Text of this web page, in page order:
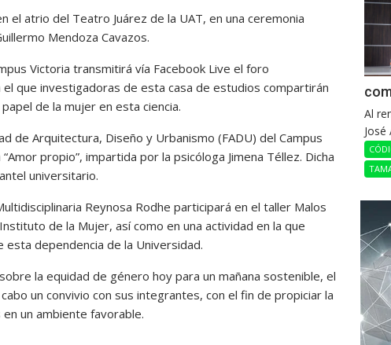
el atrio del Teatro Juárez de la UAT, en una ceremonia
Mendoza Cavazos.
Victoria transmitirá vía Facebook Live el foro
el que investigadoras de esta casa de estudios compartirán
de la mujer en esta ciencia.
de Arquitectura, Diseño y Urbanismo (FADU) del Campus
propio”, impartida por la psicóloga Jimena Téllez. Dicha
universitario.
Reynosa Rodhe participará en el taller Malos
de la Mujer, así como en una actividad en la que
esta dependencia de la Universidad.
la equidad de género hoy para un mañana sostenible, el
un convivio con sus integrantes, con el fin de propiciar la
un ambiente favorable.
Al